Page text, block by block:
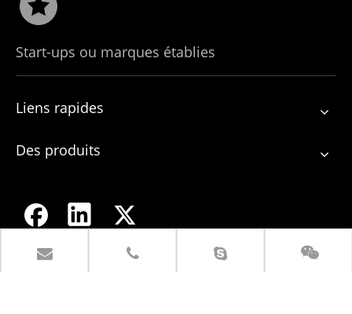
Start-ups ou marques établies
Liens rapides
Des produits
Visite de l'usine